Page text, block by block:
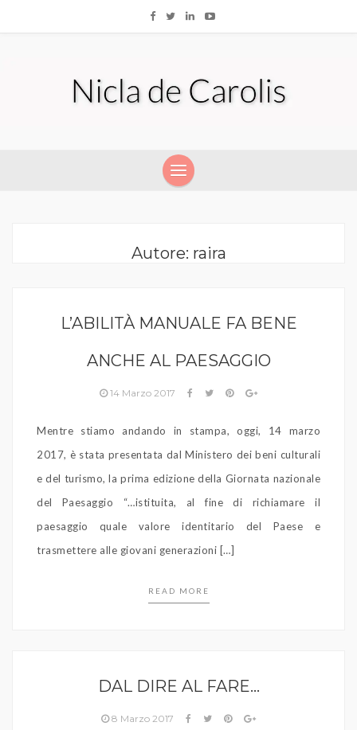
Autore: raira
L’ABILITÀ MANUALE FA BENE
ANCHE AL PAESAGGIO
14 Marzo 2017
Mentre stiamo andando in stampa, oggi, 14 marzo
2017, è stata presentata dal Ministero dei beni culturali
e del turismo, la prima edizione della Giornata nazionale
del Paesaggio “…istituita, al fine di richiamare il
paesaggio quale valore identitario del Paese e
trasmettere alle giovani generazioni […]
READ MORE
DAL DIRE AL FARE…
8 Marzo 2017